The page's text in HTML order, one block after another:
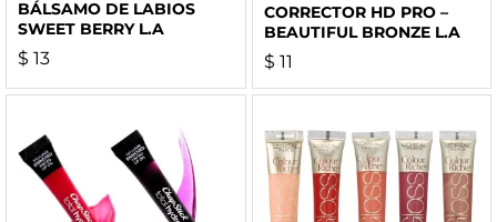
BÁLSAMO DE LABIOS
SWEET BERRY L.A
$ 13
CORRECTOR HD PRO –
BEAUTIFUL BRONZE L.A
$ 11